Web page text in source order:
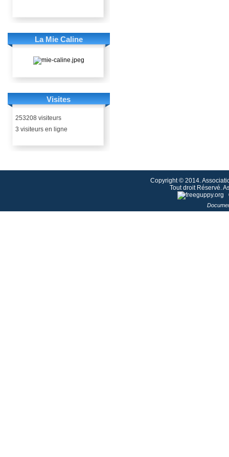
La Mie Caline
Visites
253208 visiteurs
3 visiteurs en ligne
Copyright © 2014.
Tout droit Réservé.